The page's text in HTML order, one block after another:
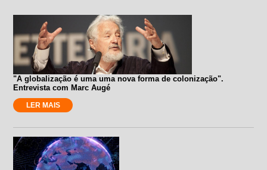
"A globalização é uma uma nova forma de colonização".
Entrevista com Marc Augé
LER MAIS